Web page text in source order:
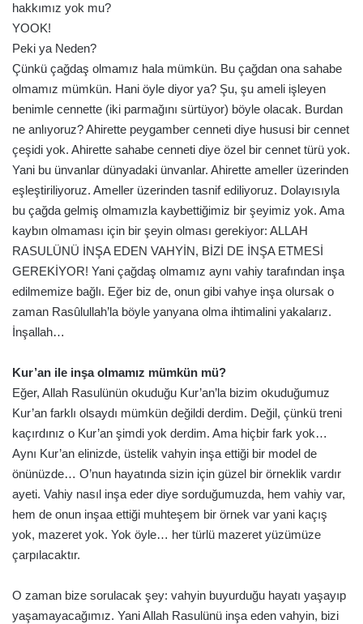
hakkımız yok mu?
YOOK!
Peki ya Neden?
Çünkü çağdaş olmamız hala mümkün. Bu çağdan ona sahabe
olmamız mümkün. Hani öyle diyor ya? Şu, şu ameli işleyen
benimle cennette (iki parmağını sürtüyor) böyle olacak. Burdan
ne anlıyoruz? Ahirette peygamber cenneti diye hususi bir cennet
çeşidi yok. Ahirette sahabe cenneti diye özel bir cennet türü yok.
Yani bu ünvanlar dünyadaki ünvanlar. Ahirette ameller üzerinden
eşleştiriliyoruz. Ameller üzerinden tasnif ediliyoruz. Dolayısıyla
bu çağda gelmiş olmamızla kaybettiğimiz bir şeyimiz yok. Ama
kaybın olmaması için bir şeyin olması gerekiyor: ALLAH
RASULÜNÜ İNŞA EDEN VAHYİN, BİZİ DE İNŞA ETMESİ
GEREKİYOR! Yani çağdaş olmamız aynı vahiy tarafından inşa
edilmemize bağlı. Eğer biz de, onun gibi vahye inşa olursak o
zaman Rasûlullah’la böyle yanyana olma ihtimalini yakalarız.
İnşallah…
Kur’an ile inşa olmamız mümkün mü?
Eğer, Allah Rasulünün okuduğu Kur’an’la bizim okuduğumuz
Kur’an farklı olsaydı mümkün değildi derdim. Değil, çünkü treni
kaçırdınız o Kur’an şimdi yok derdim. Ama hiçbir fark yok…
Aynı Kur’an elinizde, üstelik vahyin inşa ettiği bir model de
önünüzde… O’nun hayatında sizin için güzel bir örneklik vardır
ayeti. Vahiy nasıl inşa eder diye sorduğumuzda, hem vahiy var,
hem de onun inşaa ettiği muhteşem bir örnek var yani kaçış
yok, mazeret yok. Yok öyle… her türlü mazeret yüzümüze
çarpılacaktır.
O zaman bize sorulacak şey: vahyin buyurduğu hayatı yaşayıp
yaşamayacağımız. Yani Allah Rasulünü inşa eden vahyin, bizi